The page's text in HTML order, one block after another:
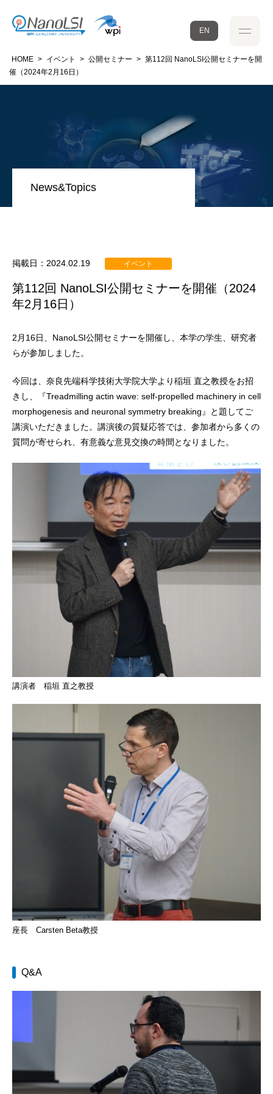
EN
HOME > イベント > 公開セミナー > 第112回 NanoLSI公開セミナーを開
催（2024年2月16日）
News&Topics
掲載日：2024.02.19 イベント
第112回 NanoLSI公開セミナーを開催（2024
年2月16日）
2月16日、NanoLSI公開セミナーを開催し、本学の学生、研究者
らが参加しました。
今回は、奈良先端科学技術大学院大学より稲垣 直之教授をお招
きし、『Treadmilling actin wave: self-propelled machinery in cell
morphogenesis and neuronal symmetry breaking』と題してご
講演いただきました。講演後の質疑応答では、参加者から多くの
質問が寄せられ、有意義な意見交換の時間となりました。
講演者 稲垣 直之教授
座長 Carsten Beta教授
Q&A